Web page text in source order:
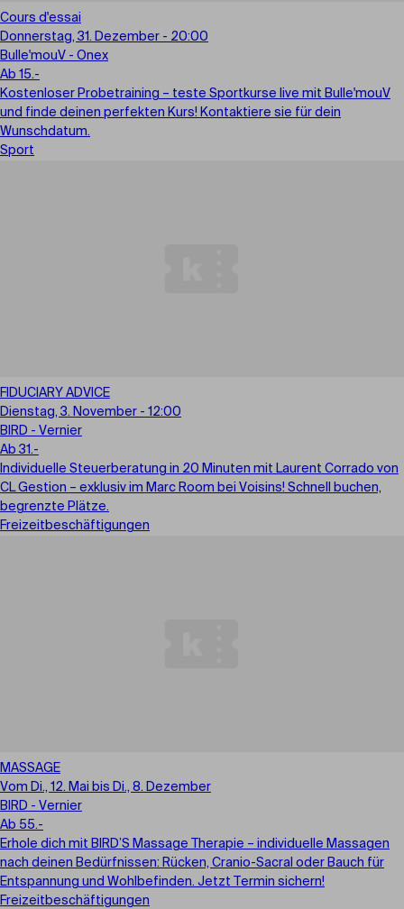
Cours d'essai
Donnerstag, 31. Dezember - 20:00
Bulle'mouV - Onex
Ab 15.-
Kostenloser Probetraining – teste Sportkurse live mit Bulle'mouV
und finde deinen perfekten Kurs! Kontaktiere sie für dein
Wunschdatum.
Sport
FIDUCIARY ADVICE
Dienstag, 3. November - 12:00
BIRD - Vernier
Ab 31.-
Individuelle Steuerberatung in 20 Minuten mit Laurent Corrado von
CL Gestion – exklusiv im Marc Room bei Voisins! Schnell buchen,
begrenzte Plätze.
Freizeitbeschäftigungen
MASSAGE
Vom Di., 12. Mai bis Di., 8. Dezember
BIRD - Vernier
Ab 55.-
Erhole dich mit BIRD’S Massage Therapie – individuelle Massagen
nach deinen Bedürfnissen: Rücken, Cranio-Sacral oder Bauch für
Entspannung und Wohlbefinden. Jetzt Termin sichern!
Freizeitbeschäftigungen